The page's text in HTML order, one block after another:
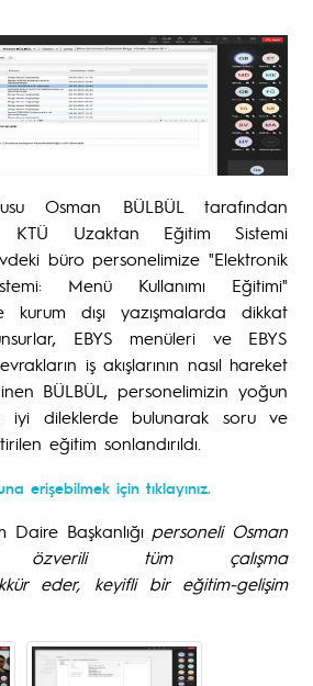
Osman BÜLBÜL tarafından
KTÜ Uzaktan Eğitim Sistemi
büro personelimize "Elektronik
Menü Kullanımı Eğitimi"
dışı yazışmalarda dikkat
EBYS menüleri ve EBYS
iş akışlarının nasıl hareket
BÜLBÜL, personelimizin yoğun
iyi dileklerde bulunarak soru ve
eğitim sonlandırıldı.
erişebilmek için tıklayınız.
Daire Başkanlığı personeli Osman
özverili tüm çalışma
eder, keyifli bir eğitim-gelişim